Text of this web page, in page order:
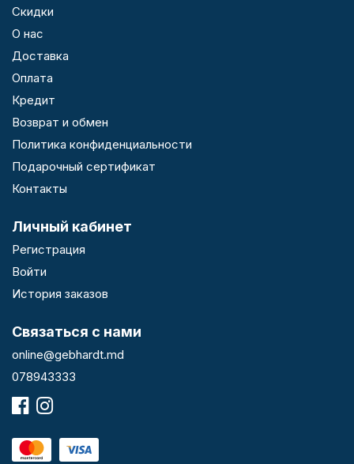
Скидки
О нас
Доставка
Оплата
Кредит
Возврат и обмен
Политика конфиденциальности
Подарочный сертификат
Контакты
Личный кабинет
Регистрация
Войти
История заказов
Связаться с нами
online@gebhardt.md
078943333